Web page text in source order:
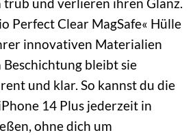
und verlieren ihren Glanz.
Perfect Clear MagSafe« Hülle
innovativen Materialien
Beschichtung bleibt sie
und klar. So kannst du die
14 Plus jederzeit in
ohne dich um